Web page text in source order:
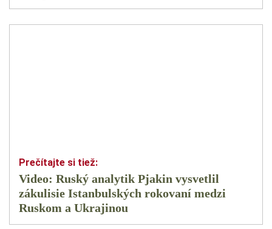
Video: Ruský analytik Pjakin vysvetlil
zákulisie Istanbulských rokovaní medzi
Ruskom a Ukrajinou